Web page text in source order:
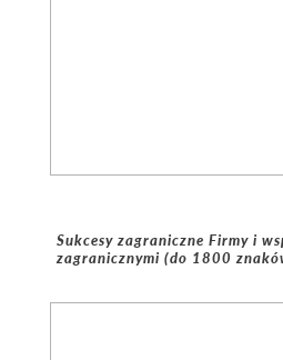
Sukcesy zagraniczne Firmy i
zagranicznymi (do 1800